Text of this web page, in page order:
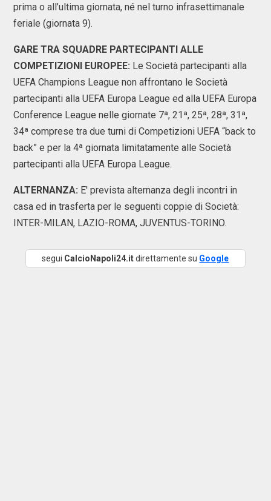
prima o all’ultima giornata, né nel turno infrasettimanale
feriale (giornata 9).
GARE TRA SQUADRE PARTECIPANTI ALLE
COMPETIZIONI EUROPEE: Le Società partecipanti alla
UEFA Champions League non affrontano le Società
partecipanti alla UEFA Europa League ed alla UEFA Europa
Conference League nelle giornate 7ª, 21ª, 25ª, 28ª, 31ª,
34ª comprese tra due turni di Competizioni UEFA “back to
back” e per la 4ª giornata limitatamente alle Società
partecipanti alla UEFA Europa League.
ALTERNANZA: E' prevista alternanza degli incontri in
casa ed in trasferta per le seguenti coppie di Società:
INTER-MILAN, LAZIO-ROMA, JUVENTUS-TORINO.
segui CalcioNapoli24.itdirettamente su Google